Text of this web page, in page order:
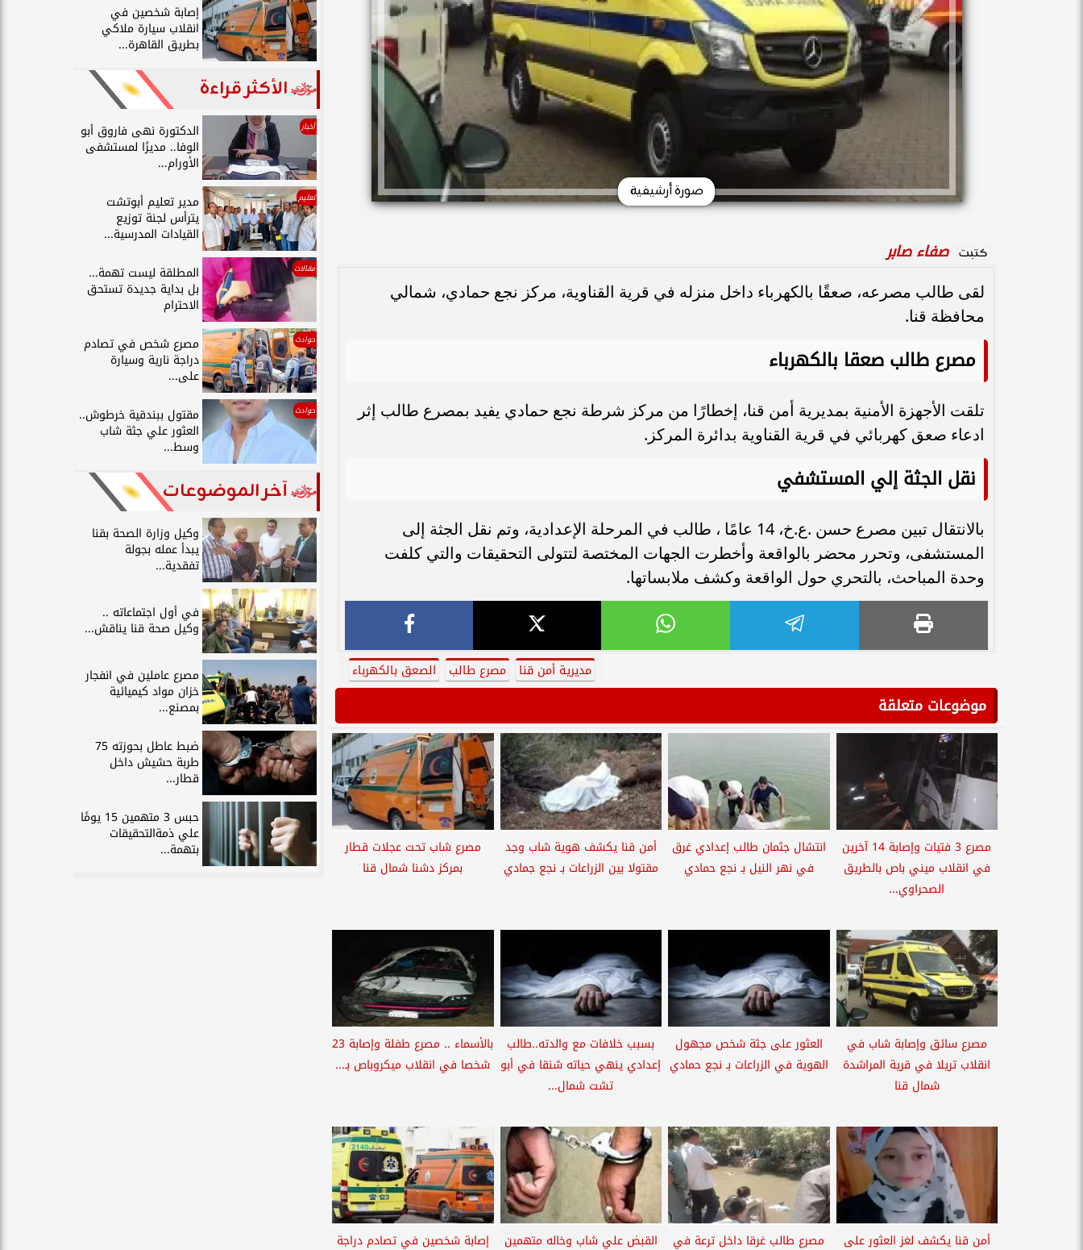
صورة أرشيفية
كتبت صفاء صابر
لقى طالب مصرعه، صعقًا بالكهرباء داخل منزله في قرية القناوية، مركز نجع حمادي، شمالي
محافظة قنا.
مصرع طالب صعقا بالكهرباء
تلقت الأجهزة الأمنية بمديرية أمن قنا، إخطارًا من مركز شرطة نجع حمادي يفيد بمصرع طالب إثر
ادعاء صعق كهربائي في قرية القناوية بدائرة المركز.
نقل الجثة إلي المستشفي
بالانتقال تبين مصرع حسن .ع.خ، 14 عامًا ، طالب في المرحلة الإعدادية، وتم نقل الجثة إلى
المستشفى، وتحرر محضر بالواقعة وأخطرت الجهات المختصة لتتولى التحقيقات والتي كلفت
وحدة المباحث، بالتحري حول الواقعة وكشف ملابساتها.
مديرية أمن قنا مصرع طالب الصعق بالكهرباء
موضوعات متعلقة
مصرع 3 فتيات وإصابة 14 آخرين
في انقلاب ميني باص بالطريق
الصحراوي...
انتشال جثمان طالب إعدادي غرق
في نهر النيل بـ نجع حمادي
أمن قنا يكشف هوية شاب وجد
مقتولا بين الزراعات بـ نجع جمادي
مصرع شاب تحت عجلات قطار
بمركز دشنا شمال قنا
مصرع سائق وإصابة شاب في
انقلاب تريلا في قرية المراشدة
شمال قنا
العثور على جثة شخص مجهول
الهوية في الزراعات بـ نجع حمادي
بسبب خلافات مع والدته..طالب
إعدادي ينهي حياته شنقا في أبو
تشت شمال...
بالأسماء .. مصرع طفلة وإصابة 23
شخصا في انقلاب ميكروباص بـ...
أمن قنا يكشف لغز العثور على مصرع طالب غرقا داخل ترعة في القبض علي شاب وخاله متهمين إصابة شخصين في تصادم دراجة
إصابة شخصين في
انقلاب سيارة ملاكي
بطريق القاهرة...
الأكثر قراءة
أخبار الدكتورة نهى فاروق أبو
الوفا.. مديرًا لمستشفى
الأورام...
تعليم مدير تعليم أبوتشت
يترأس لجنة توزيع
القيادات المدرسية...
مقالات المطلقة ليست تهمة...
بل بداية جديدة تستحق
الاحترام
حوادث مصرع شخص في تصادم
دراجة نارية وسيارة
على...
حوادث مقتول ببندقية خرطوش..
العثور علي جثة شاب
وسط...
آخر الموضوعات
وكيل وزارة الصحة بقنا
يبدأ عمله بجولة
تفقدية...
في أول اجتماعاته ..
وكيل صحة قنا يناقش...
مصرع عاملين في انفجار
خزان مواد كيميائية
بمصنع...
ضبط عاطل بحوزته 75
طربة حشيش داخل
قطار...
حبس 3 متهمين 15 يومًا
علي ذمةالتحقيقات
بتهمة...